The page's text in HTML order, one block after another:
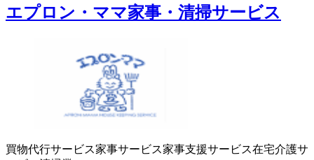
エプロン・ママ家事・清掃サービス
買物代行サービス家事サービス家事支援サービス在宅介護サ